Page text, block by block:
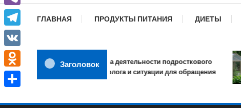
ГЛАВНАЯ ПРОДУКТЫ ПИТАНИЯ ДИЕТЫ
Заголовок
Сфера деятельности подросткового
психолога и ситуации для обращения
Viber
Telegram
VK
Odnoklassniki